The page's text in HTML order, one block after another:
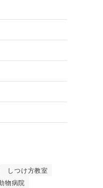
しつけ方教室
物病院